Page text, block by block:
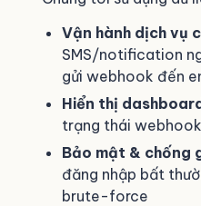
Vận hành dịch vụ
SMS/notification
gửi webhook đến
Hiển thị
trạng thái
Bảo mật & chống
đăng nhập bất
brute-force